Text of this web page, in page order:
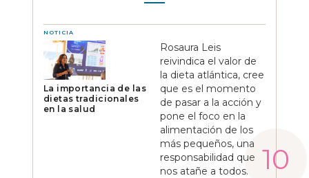
NOTICIA
La importancia de las
dietas tradicionales
en la salud
Rosaura Leis
reivindica el valor de
la dieta atlántica, cree
que es el momento
de pasar a la acción y
pone el foco en la
alimentación de los
más pequeños, una
responsabilidad que
nos atañe a todos.